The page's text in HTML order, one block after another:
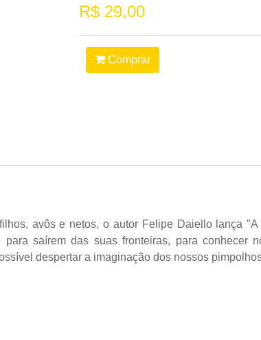
R$ 29,00
Comprar
avôs e netos, o autor Felipe Daiello lança
saírem das suas fronteiras, para conhecer
despertar a imaginação dos nossos